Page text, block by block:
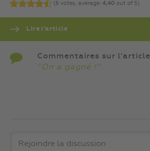
(5 votes, average: 4,40 out of 5)
Lire l’article
Commentaires sur l'article
''On a gagné !''